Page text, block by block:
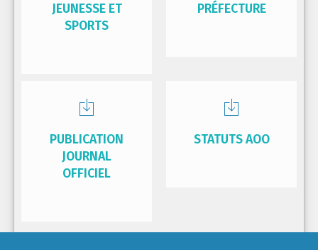
JEUNESSE ET
SPORTS
PRÉFECTURE
PUBLICATION
JOURNAL
OFFICIEL
STATUTS AOO